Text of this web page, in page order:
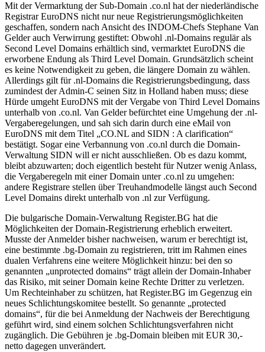
Mit der Vermarktung der Sub-Domain .co.nl hat der niederländische
Registrar EuroDNS nicht nur neue Registrierungsmöglichkeiten
geschaffen, sondern nach Ansicht des INDOM-Chefs Stephane Van
Gelder auch Verwirrung gestiftet: Obwohl .nl-Domains regulär als
Second Level Domains erhältlich sind, vermarktet EuroDNS die
erworbene Endung als Third Level Domain. Grundsätzlich scheint
es keine Notwendigkeit zu geben, die längere Domain zu wählen.
Allerdings gilt für .nl-Domains die Registrierungsbedingung, dass
zumindest der Admin-C seinen Sitz in Holland haben muss; diese
Hürde umgeht EuroDNS mit der Vergabe von Third Level Domains
unterhalb von .co.nl. Van Gelder befürchtet eine Umgehung der .nl-
Vergaberegelungen, und sah sich darin durch eine eMail von
EuroDNS mit dem Titel „CO.NL and SIDN : A clarification“
bestätigt. Sogar eine Verbannung von .co.nl durch die Domain-
Verwaltung SIDN will er nicht ausschließen. Ob es dazu kommt,
bleibt abzuwarten; doch eigentlich besteht für Nutzer wenig Anlass,
die Vergaberegeln mit einer Domain unter .co.nl zu umgehen:
andere Registrare stellen über Treuhandmodelle längst auch Second
Level Domains direkt unterhalb von .nl zur Verfügung.
Die bulgarische Domain-Verwaltung Register.BG hat die
Möglichkeiten der Domain-Registrierung erheblich erweitert.
Musste der Anmelder bisher nachweisen, warum er berechtigt ist,
eine bestimmte .bg-Domain zu registrieren, tritt im Rahmen eines
dualen Verfahrens eine weitere Möglichkeit hinzu: bei den so
genannten „unprotected domains“ trägt allein der Domain-Inhaber
das Risiko, mit seiner Domain keine Rechte Dritter zu verletzen.
Um Rechteinhaber zu schützen, hat Register.BG im Gegenzug ein
neues Schlichtungskomitee bestellt. So genannte „protected
domains“, für die bei Anmeldung der Nachweis der Berechtigung
geführt wird, sind einem solchen Schlichtungsverfahren nicht
zugänglich. Die Gebühren je .bg-Domain bleiben mit EUR 30,-
netto dagegen unverändert.